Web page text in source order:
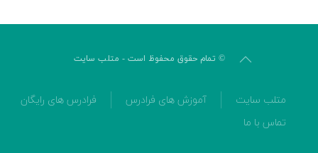
© تمام حقوق محفوظ است - متلب سایت
متلب سایت آموزش های فرادرس
فرادرس های رایگان
تماس با ما